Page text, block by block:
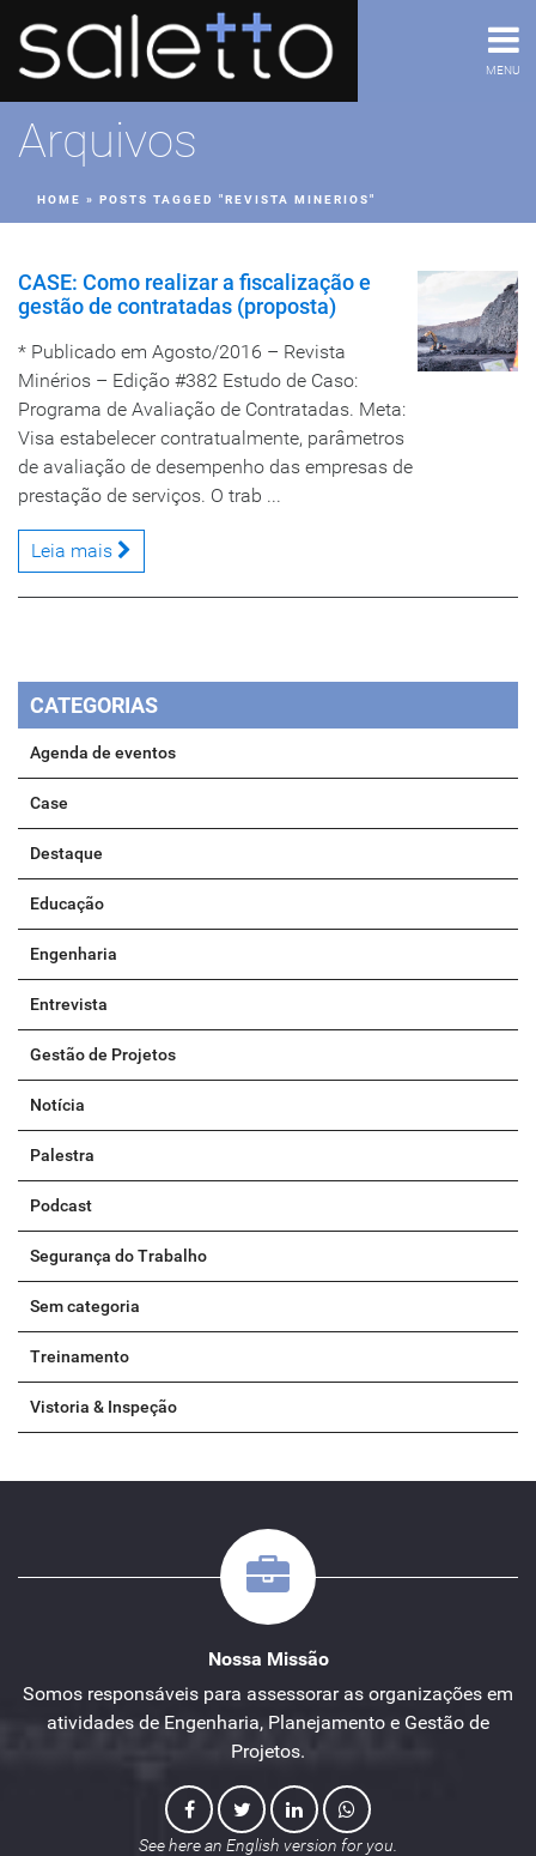
MENU
Arquivos
HOME » POSTS TAGGED "REVISTA MINERIOS"
CASE: Como realizar a fiscalização e
gestão de contratadas (proposta)
* Publicado em Agosto/2016 – Revista
Minérios – Edição #382 Estudo de Caso:
Programa de Avaliação de Contratadas. Meta:
Visa estabelecer contratualmente, parâmetros
de avaliação de desempenho das empresas de
prestação de serviços. O trab ...
Leia mais
CATEGORIAS
Agenda de eventos
Case
Destaque
Educação
Engenharia
Entrevista
Gestão de Projetos
Notícia
Palestra
Podcast
Segurança do Trabalho
Sem categoria
Treinamento
Vistoria & Inspeção
Nossa Missão
Somos responsáveis para assessorar as organizações em
atividades de Engenharia, Planejamento e Gestão de
Projetos.
See here an English version for you.